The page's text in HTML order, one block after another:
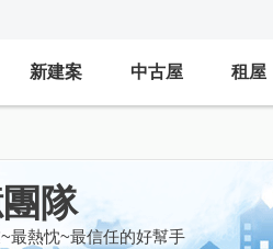
新建案 中古屋 租屋
隊
最熱忱~最信任的好幫手